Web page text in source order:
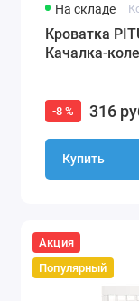
На складе
Кроватка
Качалка-
-8 % 316
Купить
Акция
Популярный